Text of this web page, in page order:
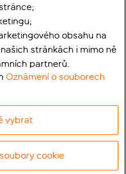
obsahu na
stránkách i mimo ně
partnerů.
Oznámení o souborech
vybrat
cookie